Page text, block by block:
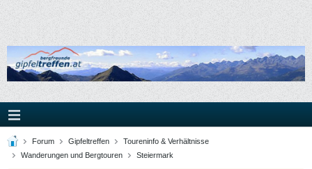
Forum Gipfeltreffen
Toureninfo & Verhältnisse
Wanderungen und Bergtouren
Steiermark